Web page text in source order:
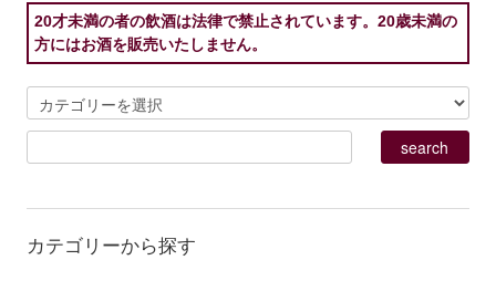
20才未満の者の飲酒は法律で禁止されています。20歳未満の
方にはお酒を販売いたしません。
カテゴリーから探す